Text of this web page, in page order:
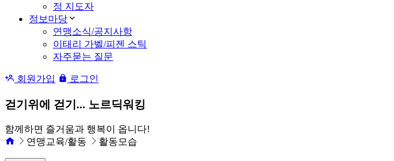
정 지도자
정보마당
연맹소식/공지사항
이태리 가벨/피젠 스틱
자주묻는 질문
회원가입 로그인
걷기위에 걷기... 노르딕워킹
함께하면 즐거움과 행복이 옵니다!
연맹교육/활동
활동모습